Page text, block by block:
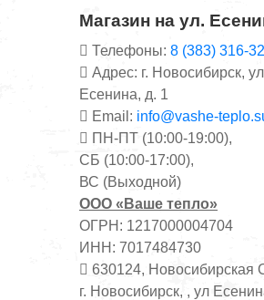
Магазин на ул.
Телефоны: 8 (383) 316-
Адрес: г. Новосибирск,
Есенина, д. 1
Email: info@vashe-
ПН-ПТ (10:00-19:00),
СБ (10:00-17:00),
ВС (Выходной)
ООО «Ваше тепло»
ОГРН: 1217000004704
ИНН: 7017484730
630124, Новосибирская
г. Новосибирск, , ул